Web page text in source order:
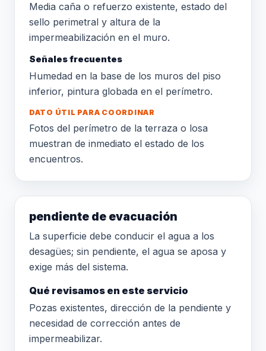
Media caña o refuerzo existente, estado del
sello perimetral y altura de la
impermeabilización en el muro.
Señales frecuentes
Humedad en la base de los muros del piso
inferior, pintura globada en el perímetro.
DATO ÚTIL PARA COORDINAR
Fotos del perímetro de la terraza o losa
muestran de inmediato el estado de los
encuentros.
pendiente de evacuación
La superficie debe conducir el agua a los
desagües; sin pendiente, el agua se aposa y
exige más del sistema.
Qué revisamos en este servicio
Pozas existentes, dirección de la pendiente y
necesidad de corrección antes de
impermeabilizar.